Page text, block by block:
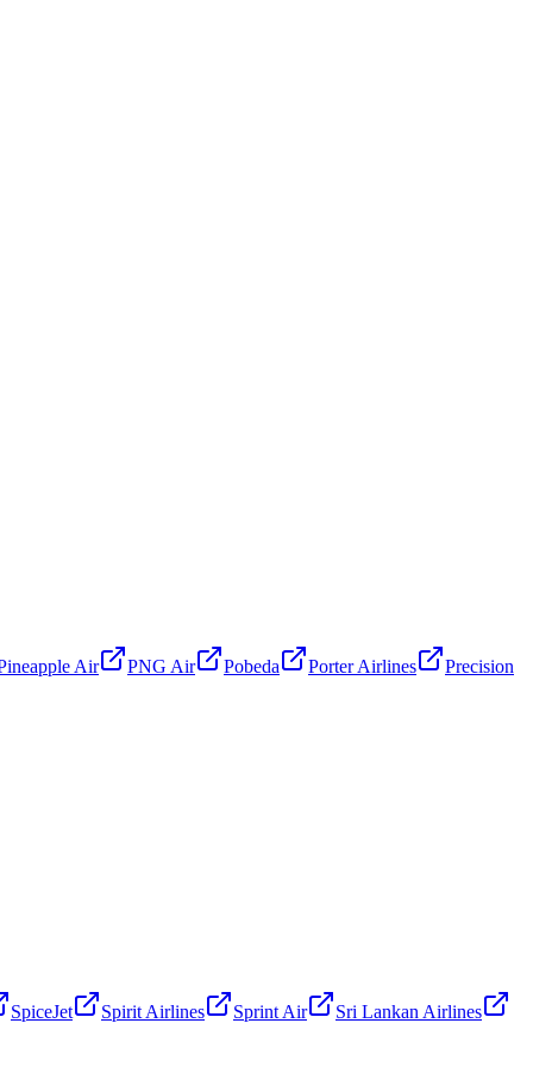
Air PNG Air Pobeda Porter Airlines Precision
SpiceJet Spirit Airlines Sprint Air Sri Lankan Airlines